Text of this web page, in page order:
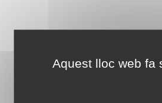
Aquest lloc web fa